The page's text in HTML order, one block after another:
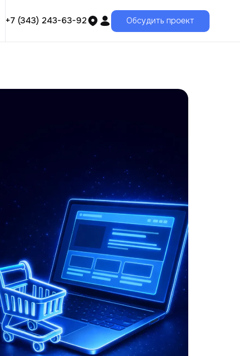
+7 (343) 243-63-92 Обсудить проект